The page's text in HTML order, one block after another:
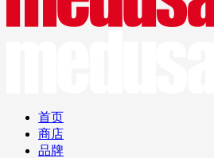
首页
商店
品牌